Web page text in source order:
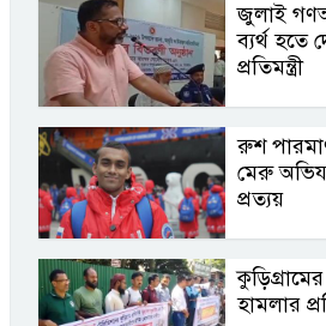
জুলাই
ব্যর্থ হতে
প্রতিমন্ত্রী
রুশ
মেরু
প্রত্যয়
হামলার